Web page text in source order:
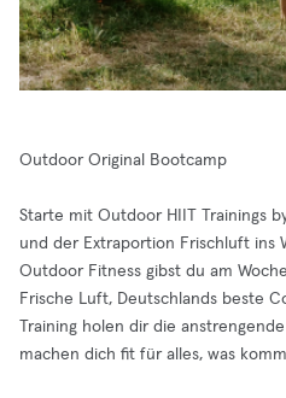
Outdoor Original Bootcamp
Starte mit Outdoor HIIT Trainings
und der Extraportion Frischluft ins
Outdoor Fitness gibst du am
Frische Luft, Deutschlands beste
Training holen dir die
machen dich fit für alles, was